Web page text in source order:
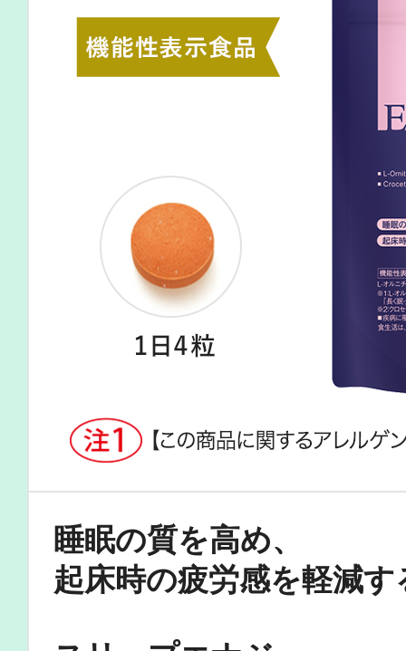
ドレスリフト
プリマモイスト
スキンクリア
クレンズオイル
ボディケア
睡眠の質を高め、
起床時の疲労感を軽減す